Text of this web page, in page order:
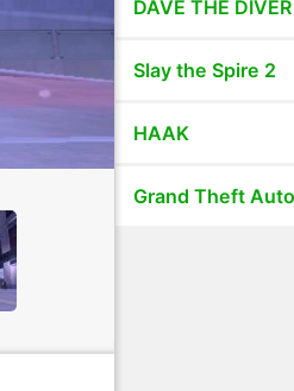
DAVE THE DIVER
Slay the Spire 2
HAAK